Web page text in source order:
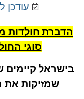
עודכן
חולדות
סוגי
קיימים שני
שמזיקות את